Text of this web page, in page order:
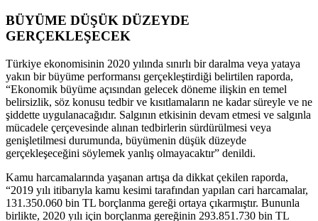
BÜYÜME DÜŞÜK DÜZEYDE
GERÇEKLEŞECEK
Türkiye ekonomisinin 2020 yılında sınırlı bir daralma veya yataya
yakın bir büyüme performansı gerçekleştirdiği belirtilen raporda,
“Ekonomik büyüme açısından gelecek döneme ilişkin en temel
belirsizlik, söz konusu tedbir ve kısıtlamaların ne kadar süreyle ve ne
şiddette uygulanacağıdır. Salgının etkisinin devam etmesi ve salgınla
mücadele çerçevesinde alınan tedbirlerin sürdürülmesi veya
genişletilmesi durumunda, büyümenin düşük düzeyde
gerçekleşeceğini söylemek yanlış olmayacaktır” denildi.
Kamu harcamalarında yaşanan artışa da dikkat çekilen raporda,
“2019 yılı itibarıyla kamu kesimi tarafından yapılan cari harcamalar,
131.350.060 bin TL borçlanma gereği ortaya çıkarmıştır. Bununla
birlikte, 2020 yılı için borçlanma gereğinin 293.851.730 bin TL